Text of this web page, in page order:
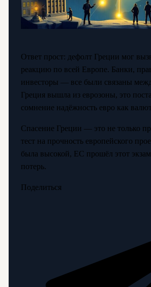
Ответ прост: дефолт Греции мог
реакцию по всей Европе. Банки,
инвесторы — все были связаны
Греция вышла из еврозоны, это
сомнение надёжность евро как
Спасение Греции — это не только
тест на прочность европейского
была высокой, ЕС прошёл этот
потерь.
Поделиться